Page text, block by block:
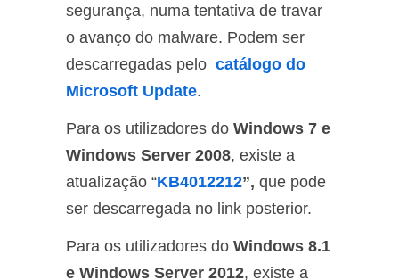
segurança, numa tentativa de travar
o avanço do malware. Podem ser
descarregadas pelo catálogo do
Microsoft Update.
Para os utilizadores do Windows 7 e
Windows Server 2008, existe a
atualização “KB4012212”, que pode
ser descarregada no link posterior.
Para os utilizadores do Windows 8.1
e Windows Server 2012, existe a